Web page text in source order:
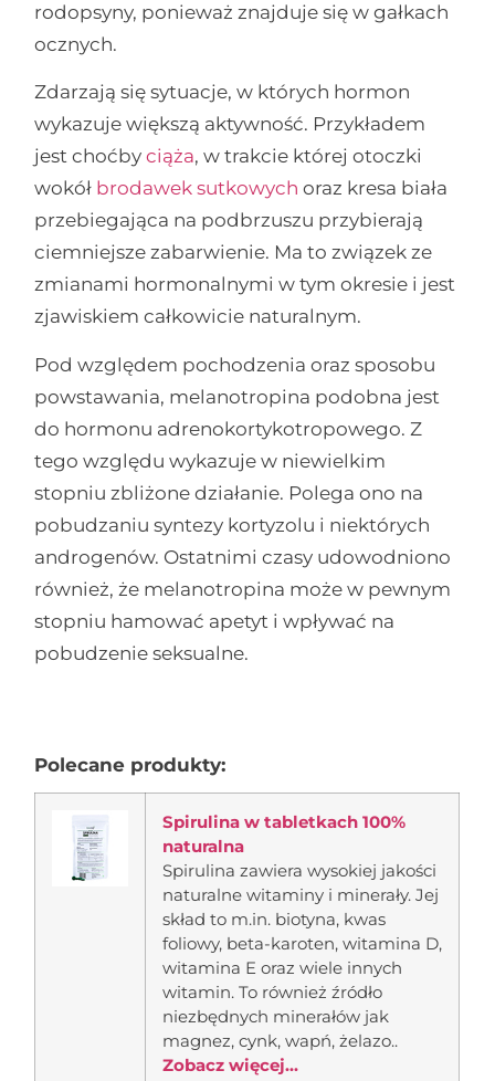
rodopsyny, ponieważ znajduje się w gałkach
ocznych.
Zdarzają się sytuacje, w których hormon
wykazuje większą aktywność. Przykładem
jest choćbyciąża, w trakcie której otoczki
wokół brodawek sutkowych oraz kresa biała
przebiegająca na podbrzuszu przybierają
ciemniejsze zabarwienie. Ma to związek ze
zmianami hormonalnymi w tym okresie i jest
zjawiskiem całkowicie naturalnym.
Pod względem pochodzenia oraz sposobu
powstawania, melanotropina podobna jest
do hormonu adrenokortykotropowego. Z
tego względu wykazuje w niewielkim
stopniu zbliżone działanie. Polega ono na
pobudzaniu syntezy kortyzolu i niektórych
androgenów. Ostatnimi czasy udowodniono
również, że melanotropina może w pewnym
stopniu hamować apetyt i wpływać na
pobudzenie seksualne.
Polecane produkty:
Spirulina w tabletkach 100%
naturalna
Spirulina zawiera wysokiej jakości
naturalne witaminy i minerały. Jej
skład to m.in. biotyna, kwas
foliowy, beta-karoten, witamina D,
witamina E oraz wiele innych
witamin. To również źródło
niezbędnych minerałów jak
magnez, cynk, wapń, żelazo..
Zobacz więcej...